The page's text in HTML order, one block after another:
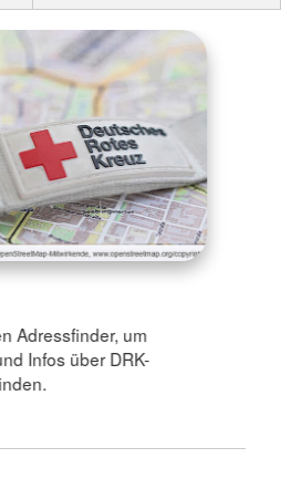
Adressfinder, um
Infos über DRK-